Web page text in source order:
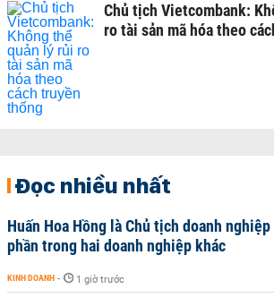
Chủ tịch Vietcombank:
ro tài sản mã hóa theo
Đọc nhiều nhất
Huấn Hoa Hồng là Chủ tịch doanh
phần trong hai doanh nghiệp khác
KINH DOANH - 1 giờ trước